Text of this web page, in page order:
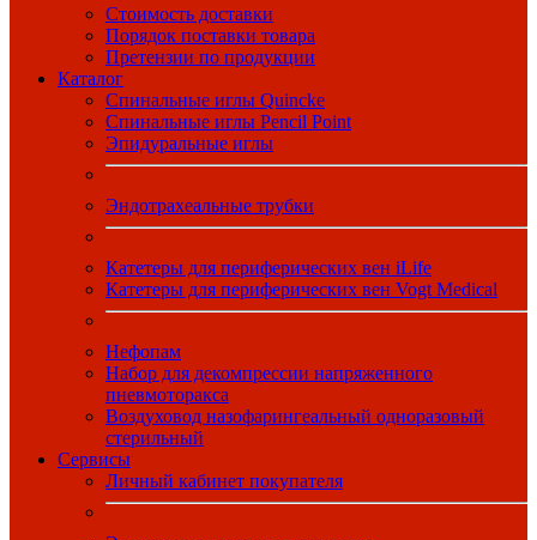
Стоимость доставки
Порядок поставки товара
Претензии по продукции
Каталог
Спинальные иглы Quincke
Спинальные иглы Pencil Point
Эпидуральные иглы
Эндотрахеальные трубки
Катетеры для периферических вен iLife
Катетеры для периферических вен Vogt Medical
Нефопам
Набор для декомпрессии напряженного
пневмоторакса
Воздуховод назофарингеальный одноразовый
стерильный
Сервисы
Личный кабинет покупателя